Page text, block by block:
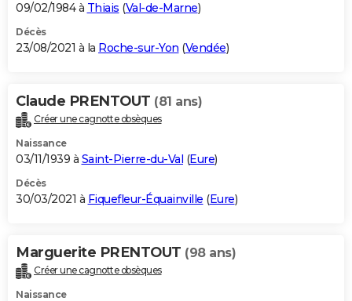
09/02/1984 à Thiais (Val-de-Marne)
Décès
23/08/2021 à la Roche-sur-Yon (Vendée)
Claude PRENTOUT (81 ans)
Créer une cagnotte obsèques
Naissance
03/11/1939 à Saint-Pierre-du-Val (Eure)
Décès
30/03/2021 à Fiquefleur-Équainville (Eure)
Marguerite PRENTOUT (98 ans)
Créer une cagnotte obsèques
Naissance